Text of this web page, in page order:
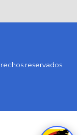
reservados.